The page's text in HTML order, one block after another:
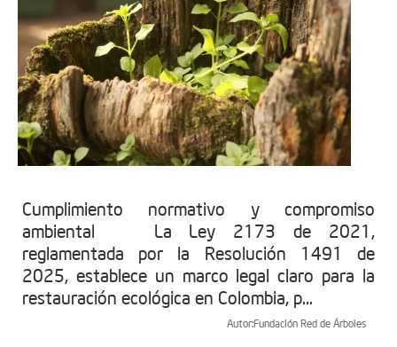
Cumplimiento normativo y compromiso
ambiental La Ley 2173 de 2021,
reglamentada por la Resolución 1491 de
2025, establece un marco legal claro para la
restauración ecológica en Colombia, p...
Autor:Fundación Red de Árboles